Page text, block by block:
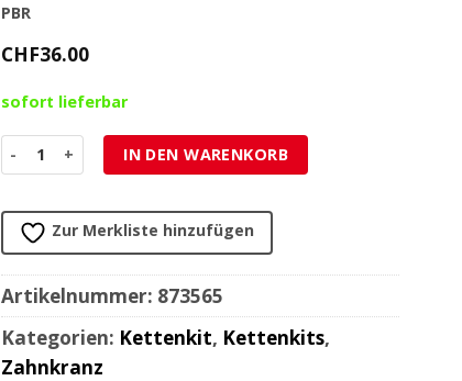
PBR
CHF36.00
sofort lieferbar
Zahnkranz PBR Kawasaki Motocross / Enduro 520/50Z Alu Menge
IN DEN WARENKORB
Zur Merkliste hinzufügen
Artikelnummer: 873565
Kategorien: Kettenkit, Kettenkits,
Zahnkranz